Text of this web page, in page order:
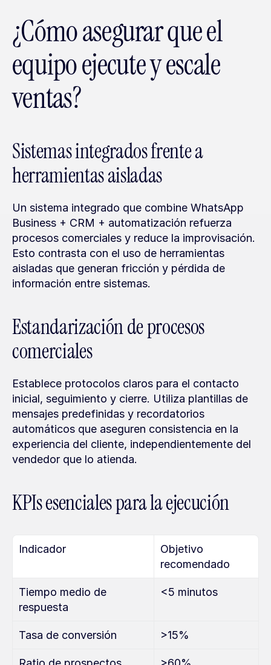
¿Cómo asegurar que el
equipo ejecute y escale
ventas?
Sistemas integrados frente a
herramientas aisladas
Un sistema integrado que combine WhatsApp
Business + CRM + automatización refuerza
procesos comerciales y reduce la improvisación.
Esto contrasta con el uso de herramientas
aisladas que generan fricción y pérdida de
información entre sistemas.
Estandarización de procesos
comerciales
Establece protocolos claros para el contacto
inicial, seguimiento y cierre. Utiliza plantillas de
mensajes predefinidas y recordatorios
automáticos que aseguren consistencia en la
experiencia del cliente, independientemente del
vendedor que lo atienda.
KPIs esenciales para la ejecución
Indicador
Objetivo
recomendado
Tiempo medio de
respuesta
<5 minutos
Tasa de conversión >15%